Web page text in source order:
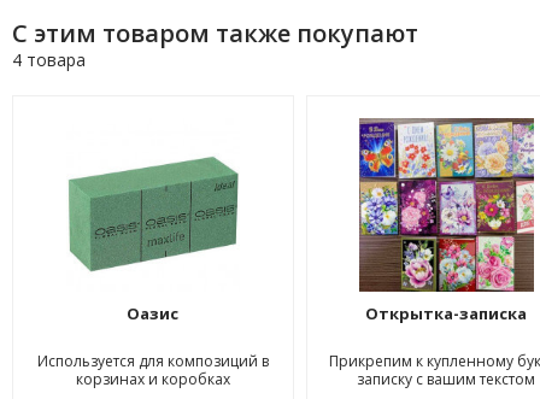
С этим товаром также покупают
4 товара
Оазис
Используется для композиций в
корзинах и коробках
Открытка-записка
Прикрепим к купленному
записку с вашим текстом